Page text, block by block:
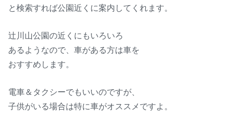
と検索すれば公園近くに案内してくれます。
辻川山公園の近くにもいろいろ
あるようなので、車がある方は車を
おすすめします。
電車＆タクシーでもいいのですが、
子供がいる場合は特に車がオススメですよ。